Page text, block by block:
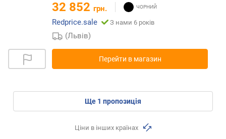
32 852 грн.
Redprice.sale
З нами 6 років
(Львів)
Перейти в магазин
ще 1 пропозиція
Ціни в інших країнах